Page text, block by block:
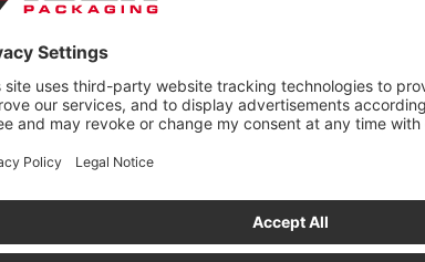
je vybavený
na náradie.
alebo podlahu,
Na pripevnenie kufríkov na náradie
Horizontálna alebo vertikálna montáž
Uzamykanie a odomykanie v priebehu